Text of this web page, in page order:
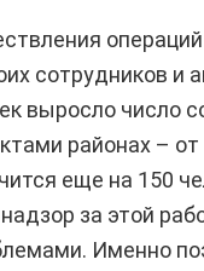
сотрудников и
выросло число
районах –
еще на 150
за этой
Именно